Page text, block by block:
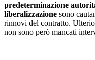
predeterminazione
liberalizzazione sono
rinnovi del contratto.
non sono però mancati